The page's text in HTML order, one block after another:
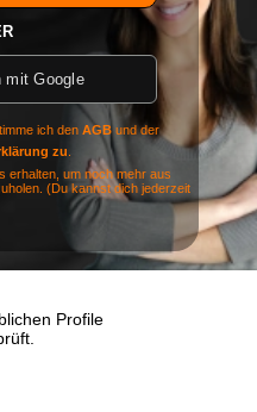
mit Google
ich den AGBund der
zu
erhalten, um noch mehr aus
(Du kannst dich jederzeit
Profile